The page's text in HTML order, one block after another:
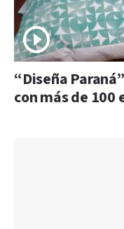
“Diseña
con más de